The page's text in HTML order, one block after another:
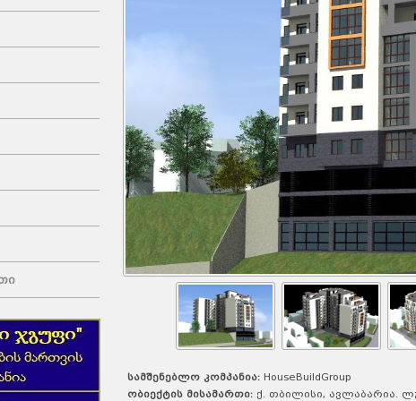
სამშენებლო კომპანია:HouseBuildGroup
ობიექტის მისამართი:ქ. თბილისი, ავლაბარია.